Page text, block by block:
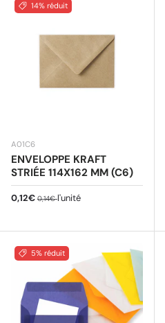
14% réduit
A01C6
ENVELOPPE KRAFT
STRIÉE 114X162 MM (C6)
Prix soldé
0,12€ Prix habituel
0,14€l'unité
5% réduit